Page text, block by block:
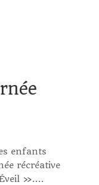
enfants
récréative
»....